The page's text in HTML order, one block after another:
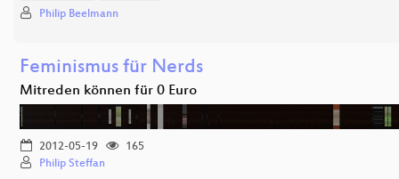
Philip Beelmann
Feminismus für Nerds
Mitreden können für 0 Euro
2012-05-19
165
Philip Steffan